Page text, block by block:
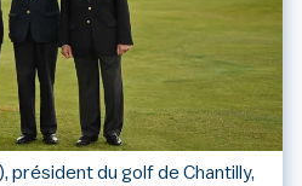
président du golf de Chantilly,